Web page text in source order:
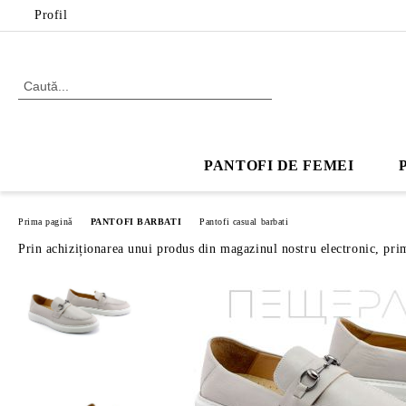
Profil
PANTOFI DE FEMEI
Prima pagină PANTOFI BARBATI Pantofi casual barbati
Prin achiziționarea unui produs din magazinul nostru electronic,